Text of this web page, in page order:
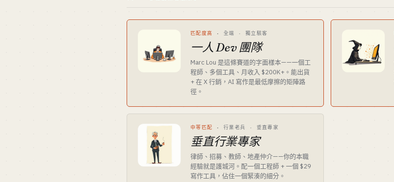
匹配度高 · 全端 · 獨立駭客
一人 Dev 團隊
Marc Lou 是這條賽道的字面樣本——一個工
程師、多個工具、月收入 $200K+。能出貨
+ 在 X 行銷，AI 寫作是最低摩擦的矩陣路
徑。
中等匹配 · 行業老兵 · 垂直專家
垂直行業專家
律師、招募、教師、地產仲介——你的本職
經驗就是護城河。配一個工程師 + 一個 $29
寫作工具，佔住一個緊湊的細分。